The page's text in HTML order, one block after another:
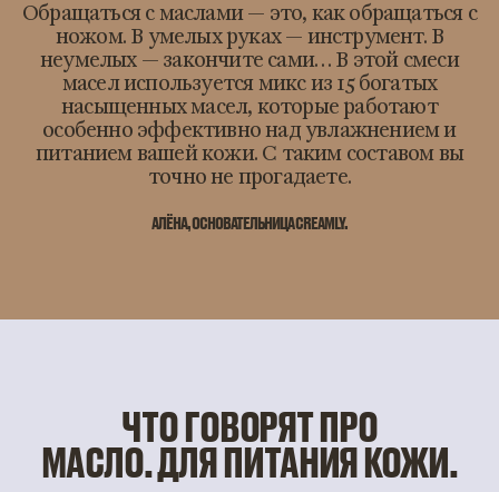
Обращаться с маслами — это, как обращаться с
ножом. В умелых руках — инструмент. В
неумелых — закончите сами… В этой смеси
масел используется микс из 15 богатых
насыщенных масел, которые работают
особенно эффективно над увлажнением и
питанием вашей кожи. С таким составом вы
точно не прогадаете.
АЛЁНА, ОСНОВАТЕЛЬНИЦА CREAMLY.
ЧТО ГОВОРЯТ ПРО
МАСЛО. ДЛЯ ПИТАНИЯ КОЖИ.